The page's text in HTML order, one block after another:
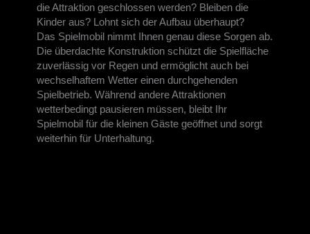
die Attraktion geschlossen werden? Bleiben die
Kinder aus? Lohnt sich der Aufbau überhaupt?
Das Spielmobil nimmt Ihnen genau diese Sorgen ab.
Die überdachte Konstruktion schützt die Spielfläche
zuverlässig vor Regen und ermöglicht auch bei
wechselhaftem Wetter einen durchgehenden
Spielbetrieb. Während andere Attraktionen
wetterbedingt pausieren müssen, bleibt Ihr
Spielmobil für die kleinen Gäste geöffnet und sorgt
weiterhin für Unterhaltung.